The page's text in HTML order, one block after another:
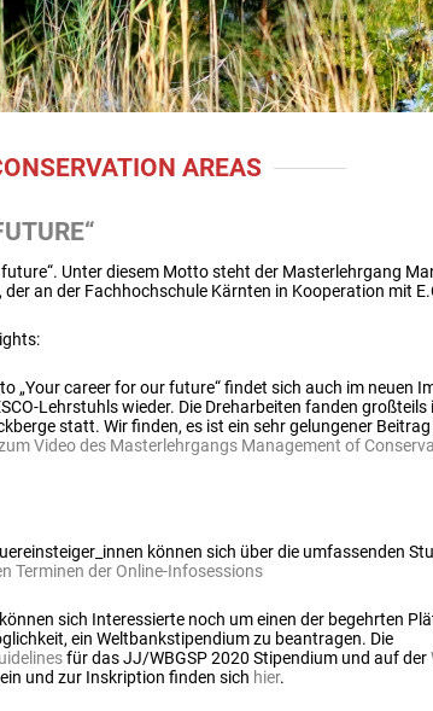
AREAS
future“. Unter diesem Motto steht der Masterlehrgang
an der Fachhochschule Kärnten in Kooperation mit
„Your career for our future“ findet sich auch im neuen
Lehrstuhls wieder. Die Dreharbeiten fanden großteils
statt. Wir finden, es ist ein sehr gelungener
Video des Masterlehrgangs Management of
können sich über die umfassenden
Terminen der Online-Infosessions
sich Interessierte noch um einen der begehrten
ein Weltbankstipendium zu beantragen. Die
für das JJ/WBGSP 2020 Stipendium und auf der
und zur Inskription finden sich hier.